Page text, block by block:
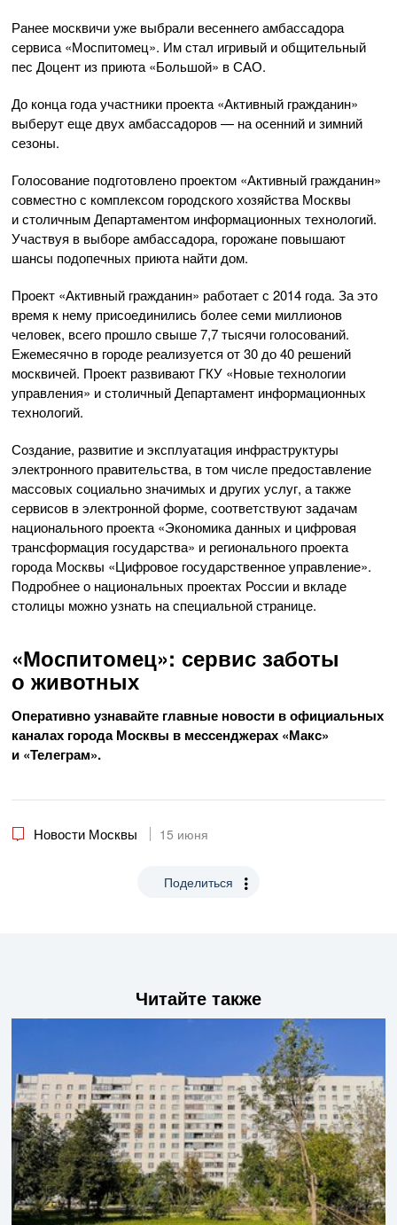
Ранее москвичи уже выбрали весеннего амбассадора
сервиса «Моспитомец». Им стал игривый и общительный
пес Доцент из приюта «Большой» в САО.
До конца года участники проекта «Активный гражданин»
выберут еще двух амбассадоров — на осенний и зимний
сезоны.
Голосование подготовлено проектом «Активный гражданин»
совместно с комплексом городского хозяйства Москвы
и столичным Департаментом информаци­онных технологий.
Участвуя в выборе амбассадора, горожане повышают
шансы подопечных приюта найти дом.
Проект «Активный гражданин» работает с 2014 года. За это
время к нему присоединились более семи миллионов
человек, всего прошло свыше 7,7 тысячи голосований.
Ежемесячно в городе реализуется от 30 до 40 решений
москвичей. Проект раз­вивают ГКУ «Новые технологии
управления» и столичный Департамент информацион­ных
технологий.
Создание, развитие и эксплуатация инфраструктуры
электронного правительства, в том числе предоставление
массовых социально значимых и других услуг, а также
сервисов в электронной форме, соответствуют задачам
национального проекта «Экономика данных и цифровая
трансформация государства» и регионального проекта
города Москвы «Цифровое государственное управление».
Подробнее о национальных проектах России и вкладе
столицы можно узнать на специальной странице.
«Моспитомец»: сервис заботы
о животных
Оперативно узнавайте главные новости в официальных
каналах города Москвы в мессенджерах «Макс»
и «Телеграм».
Новости Москвы 15 июня
Поделиться
Читайте также